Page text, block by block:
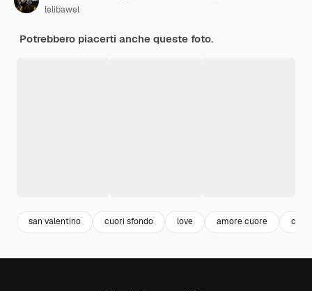
lelibawel
Potrebbero piacerti anche queste foto.
san valentino cuori sfondo love amore cuore